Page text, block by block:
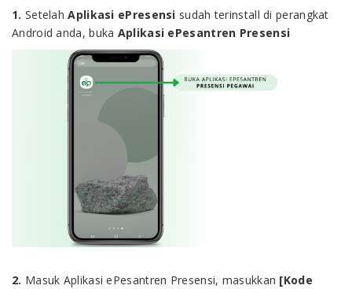
1. SetelahAplikasi ePresensi sudah terinstall di perangkat
Android anda, buka Aplikasi ePesantren Presensi
2. Masuk Aplikasi ePesantren Presensi, masukkan [Kode